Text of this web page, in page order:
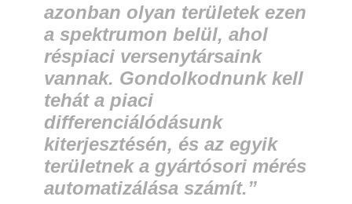
azonban olyan területek ezen
a spektrumon belül, ahol
réspiaci versenytársaink
vannak. Gondolkodnunk kell
tehát a piaci
differenciálódásunk
kiterjesztésén, és az egyik
területnek a gyártósori mérés
automatizálása számít.”